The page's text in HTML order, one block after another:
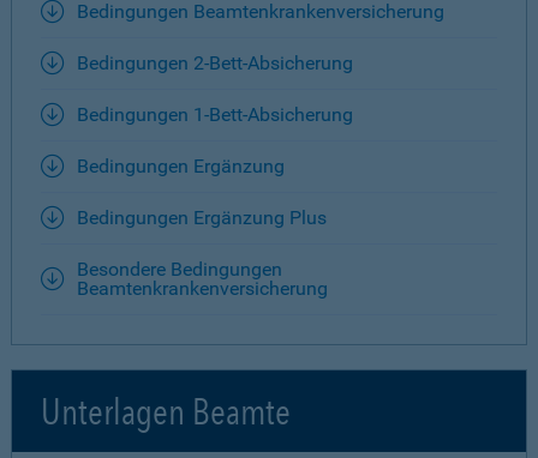
Bedingungen Beamtenkrankenversicherung
Bedingungen 2-Bett-Absicherung
Bedingungen 1-Bett-Absicherung
Bedingungen Ergänzung
Bedingungen Ergänzung Plus
Besondere Bedingungen
Beamtenkrankenversicherung
Unterlagen Beamte